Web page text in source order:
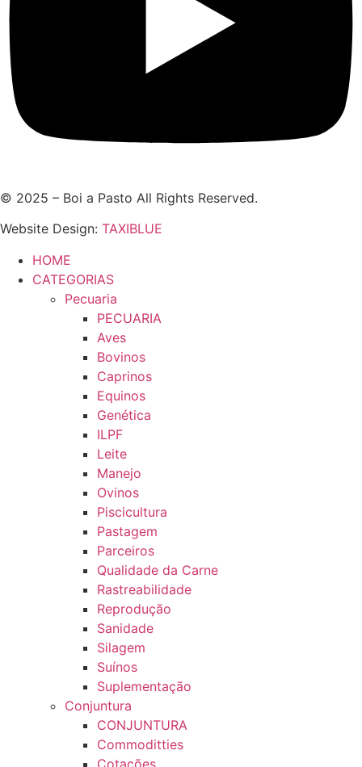
© 2025 – Boi a Pasto All Rights Reserved.
Website Design: TAXIBLUE
HOME
CATEGORIAS
Pecuaria
PECUARIA
Aves
Bovinos
Caprinos
Equinos
Genética
ILPF
Leite
Manejo
Ovinos
Piscicultura
Pastagem
Parceiros
Qualidade da Carne
Rastreabilidade
Reprodução
Sanidade
Silagem
Suínos
Suplementação
Conjuntura
CONJUNTURA
Commoditties
Cotações